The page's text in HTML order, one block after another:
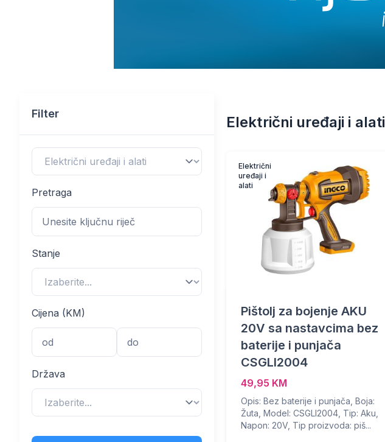
Filter
Pretraga
Stanje
Cijena (KM)
Država
Električni uređaji i alati
Električni
uređaji i
alati
Pištolj za bojenje AKU
20V sa nastavcima bez
baterije i punjača
CSGLI2004
49,95 KM
Opis: Bez baterije i punjača, Boja:
Žuta, Model: CSGLI2004, Tip: Aku,
Napon: 20V, Tip proizvoda: piš...